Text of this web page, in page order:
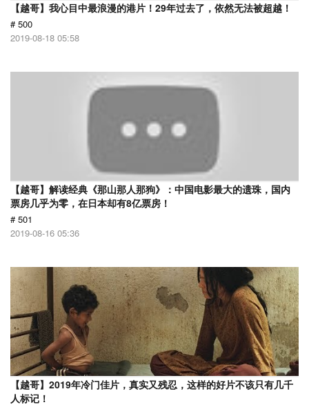
【越哥】我心目中最浪漫的港片！29年过去了，依然无法被超越！
# 500
2019-08-18 05:58
【越哥】解读经典《那山那人那狗》：中国电影最大的遗珠，国内
票房几乎为零，在日本却有8亿票房！
# 501
2019-08-16 05:36
【越哥】2019年冷门佳片，真实又残忍，这样的好片不该只有几千
人标记！